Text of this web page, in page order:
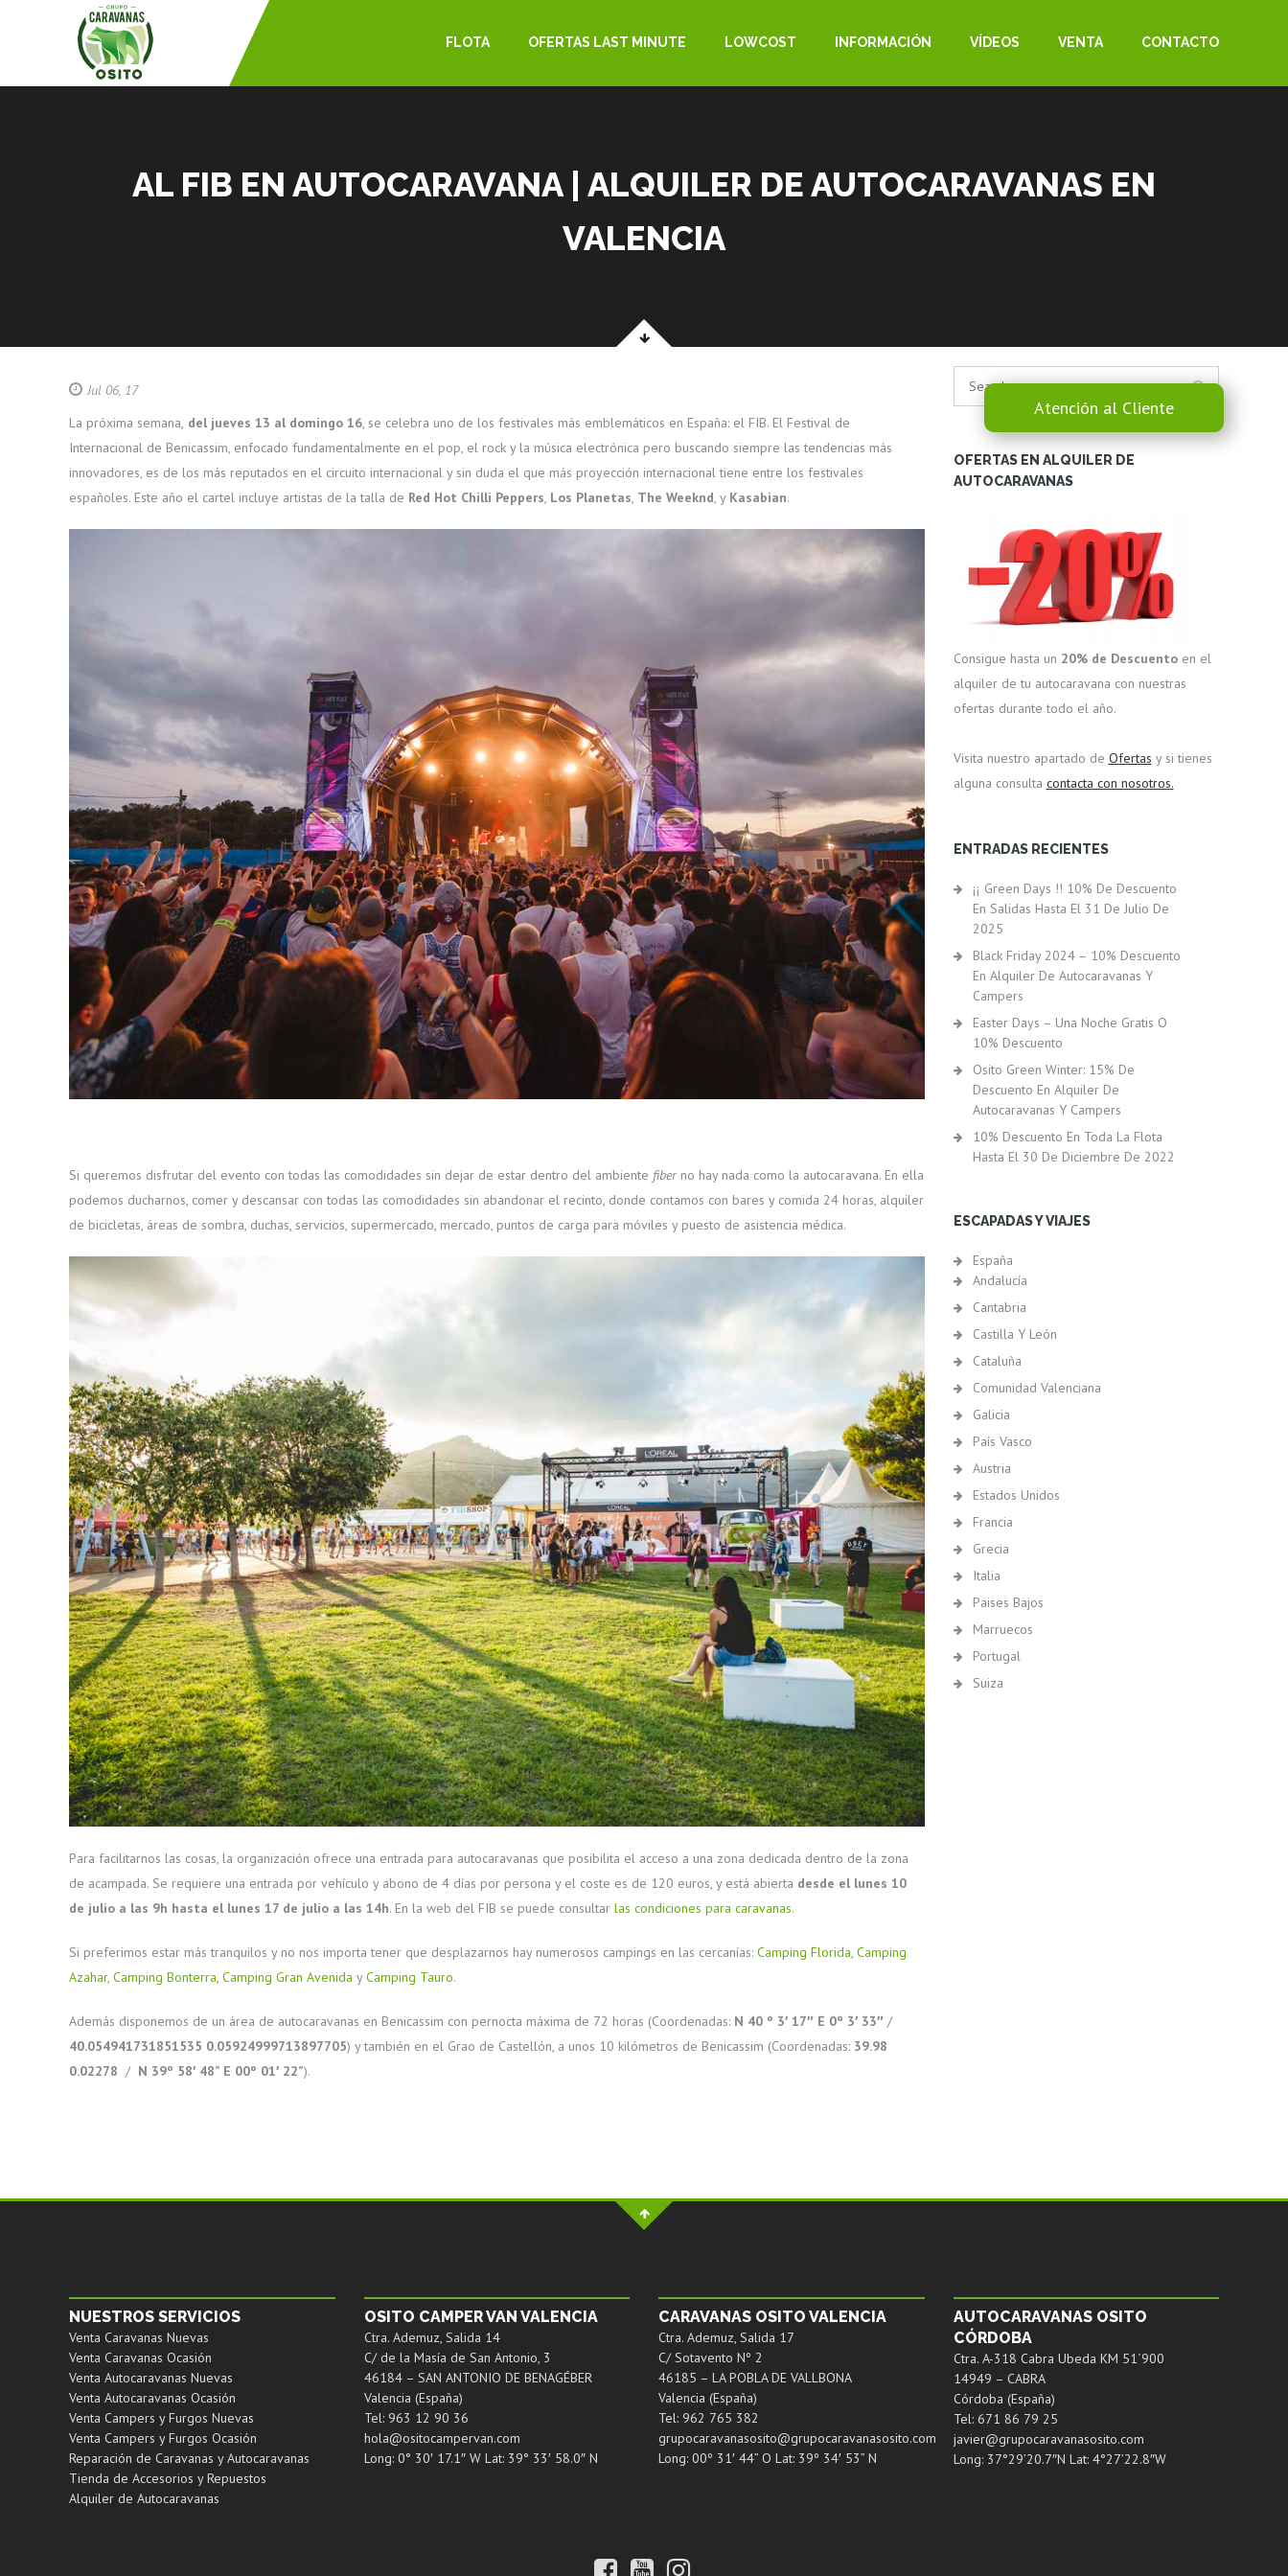
FLOTA OFERTAS LAST MINUTE LOWCOST INFORMACIÓN VÍDEOS VENTA CONTACTO
AL FIB EN AUTOCARAVANA | ALQUILER DE AUTOCARAVANAS EN
VALENCIA
Jul 06, 17
La próxima semana, del jueves 13 al domingo 16, se celebra uno de los festivales más emblemáticos en España: el FIB. El Festival de
Internacional de Benicassim, enfocado fundamentalmente en el pop, el rock y la música electrónica pero buscando siempre las tendencias más
innovadores, es de los más reputados en el circuito internacional y sin duda el que más proyección internacional tiene entre los festivales
españoles. Este año el cartel incluye artistas de la talla de Red Hot Chilli Peppers, Los Planetas, The Weeknd, y Kasabian.
Si queremos disfrutar del evento con todas las comodidades sin dejar de estar dentro del ambiente fiber no hay nada como la autocaravana. En ella
podemos ducharnos, comer y descansar con todas las comodidades sin abandonar el recinto, donde contamos con bares y comida 24 horas, alquiler
de bicicletas, áreas de sombra, duchas, servicios, supermercado, mercado, puntos de carga para móviles y puesto de asistencia médica.
Para facilitarnos las cosas, la organización ofrece una entrada para autocaravanas que posibilita el acceso a una zona dedicada dentro de la zona
de acampada. Se requiere una entrada por vehículo y abono de 4 días por persona y el coste es de 120 euros, y está abierta desde el lunes 10
de julio a las 9h hasta el lunes 17 de julio a las 14h. En la web del FIB se puede consultar las condiciones para caravanas.
Si preferimos estar más tranquilos y no nos importa tener que desplazarnos hay numerosos campings en las cercanías: Camping Florida, Camping
Azahar, Camping Bonterra, Camping Gran Avenida yCamping Tauro.
Además disponemos de un área de autocaravanas en Benicassim con pernocta máxima de 72 horas (Coordenadas: N 40 º 3′ 17″ E 0º 3′ 33″ /
40.054941731851535 0.05924999713897705) y también en el Grao de Castellón, a unos 10 kilómetros de Benicassim (Coordenadas: 39.98
0.02278 / N 39º 58′ 48” E 00º 01′ 22”).
OFERTAS EN ALQUILER DE
AUTOCARAVANAS
Consigue hasta un 20% de Descuentoen el
alquiler de tu autocaravana con nuestras
ofertas durante todo el año.
Visita nuestro apartado de Ofertas y si tienes
alguna consulta contacta con nosotros.
ENTRADAS RECIENTES
¡¡ Green Days !! 10% De Descuento
En Salidas Hasta El 31 De Julio De
2025
Black Friday 2024 – 10% Descuento
En Alquiler De Autocaravanas Y
Campers
Easter Days – Una Noche Gratis O
10% Descuento
Osito Green Winter: 15% De
Descuento En Alquiler De
Autocaravanas Y Campers
10% Descuento En Toda La Flota
Hasta El 30 De Diciembre De 2022
ESCAPADAS Y VIAJES
España
Andalucía
Cantabria
Castilla Y León
Cataluña
Comunidad Valenciana
Galicia
País Vasco
Austria
Estados Unidos
Francia
Grecia
Italia
Paises Bajos
Marruecos
Portugal
Suiza
NUESTROS SERVICIOS
Venta Caravanas Nuevas
Venta Caravanas Ocasión
Venta Autocaravanas Nuevas
Venta Autocaravanas Ocasión
Venta Campers y Furgos Nuevas
Venta Campers y Furgos Ocasión
Reparación de Caravanas y Autocaravanas
Tienda de Accesorios y Repuestos
Alquiler de Autocaravanas
OSITO CAMPER VAN VALENCIA
Ctra. Ademuz, Salida 14
C/ de la Masía de San Antonio, 3
46184 – SAN ANTONIO DE BENAGÉBER
Valencia (España)
Tel: 963 12 90 36
hola@ositocampervan.com
Long: 0° 30′ 17.1″ W Lat: 39° 33′ 58.0″ N
CARAVANAS OSITO VALENCIA
Ctra. Ademuz, Salida 17
C/ Sotavento Nº 2
46185 – LA POBLA DE VALLBONA
Valencia (España)
Tel: 962 765 382
grupocaravanasosito@grupocaravanasosito.com
Long: 00º 31′ 44” O Lat: 39º 34′ 53” N
AUTOCARAVANAS OSITO
CÓRDOBA
Ctra. A-318 Cabra Ubeda KM 51´900
14949 – CABRA
Córdoba (España)
Tel: 671 86 79 25
javier@grupocaravanasosito.com
Long: 37°29’20.7″N Lat: 4°27’22.8″W
Atención al Cliente